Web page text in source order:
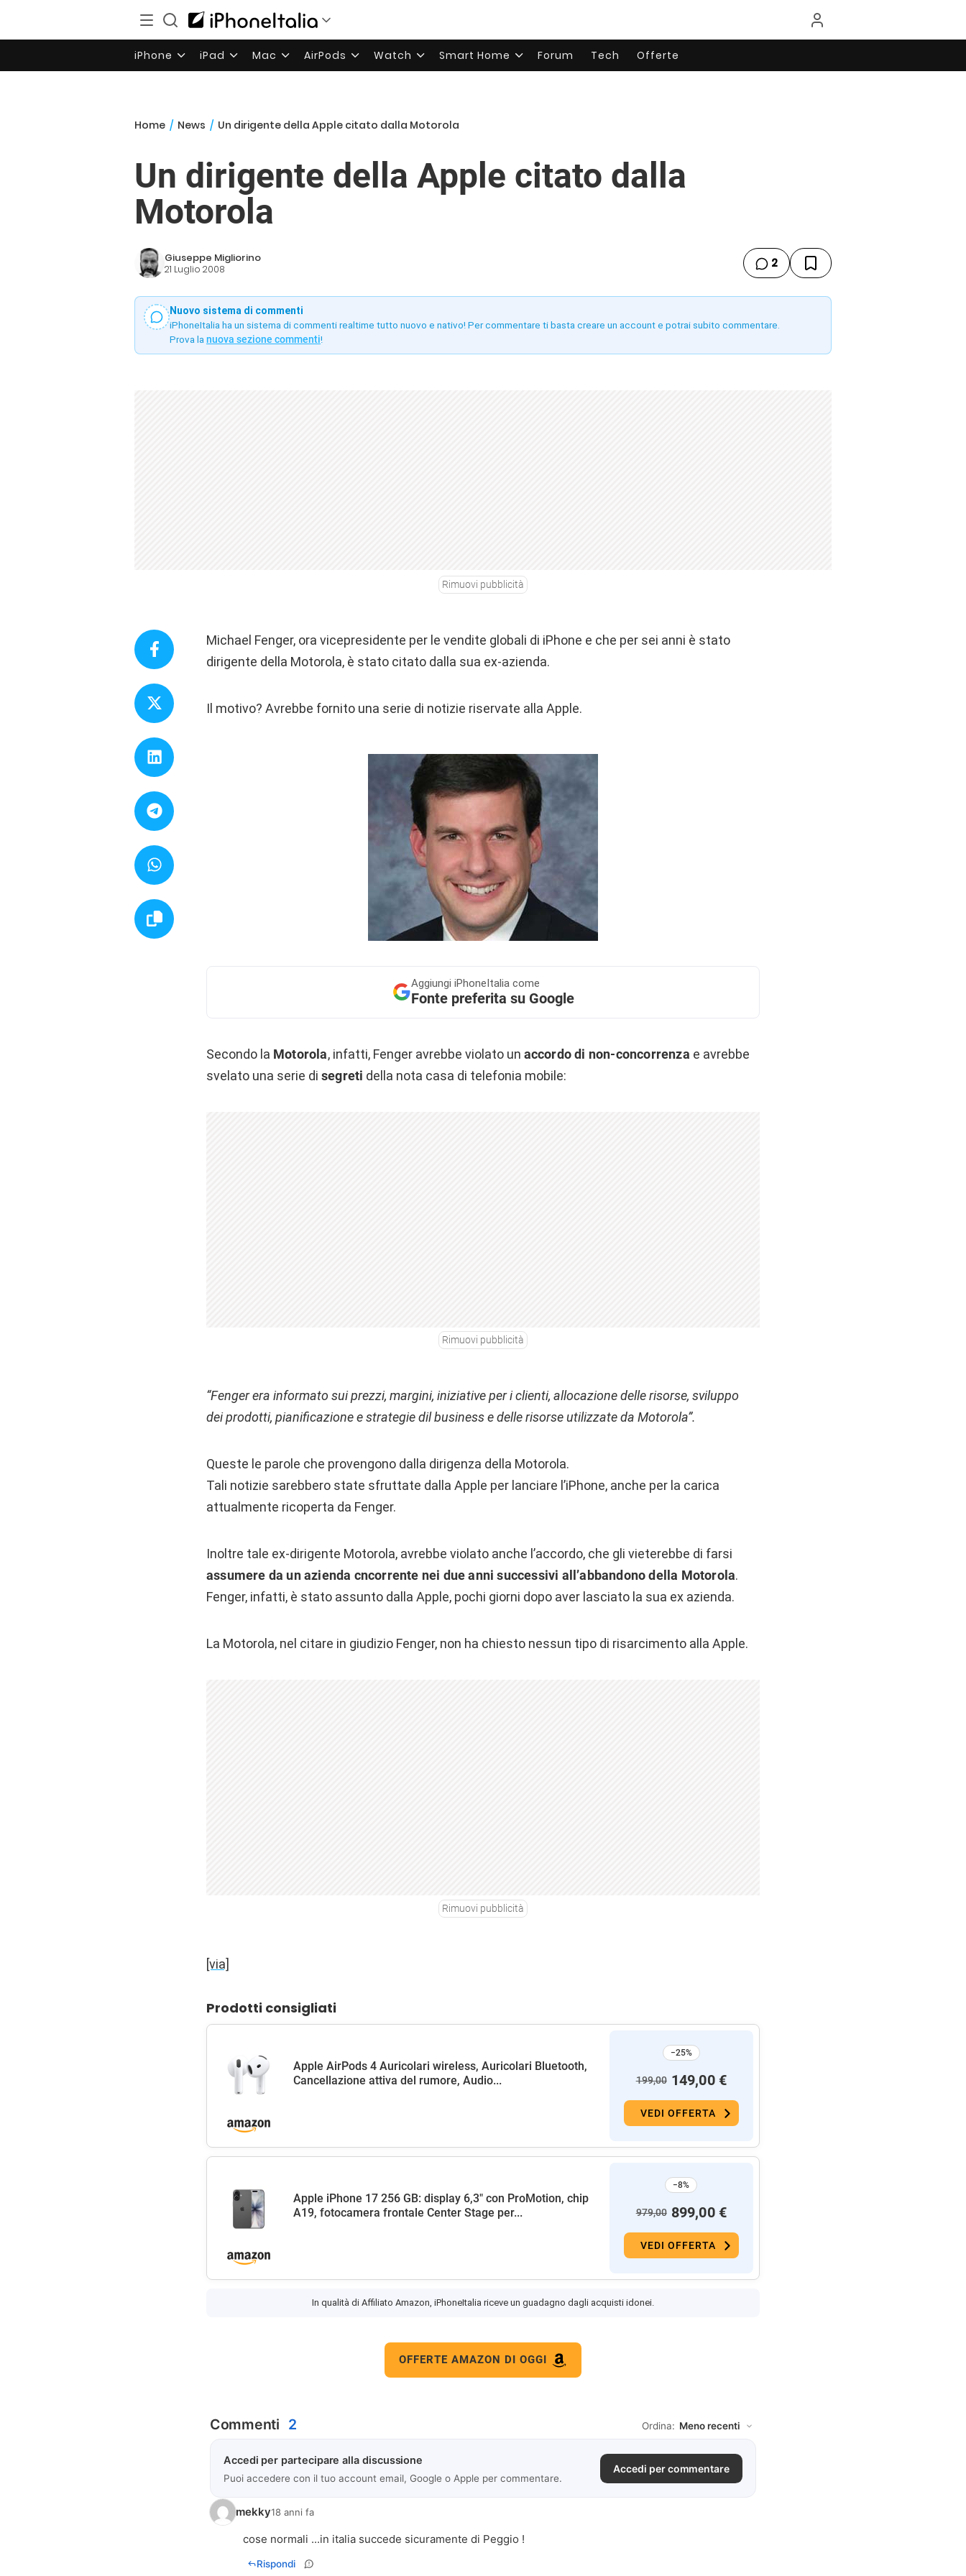
iPhone iPad Mac AirPods Watch Smart Home Forum Tech Offerte
Home / News / Un dirigente della Apple citato dalla Motorola
Un dirigente della Apple citato dalla
Motorola
Giuseppe Migliorino
21 Luglio 2008 2
Nuovo sistema di commenti
iPhoneItalia ha un sistema di commenti realtime tutto nuovo e nativo! Per commentare ti basta creare un account e potrai subito commentare.
Prova la nuova sezione commenti!
Rimuovi pubblicità
Michael Fenger, ora vicepresidente per le vendite globali di iPhone e che per sei anni è stato
dirigente della Motorola, è stato citato dalla sua ex-azienda.
Il motivo? Avrebbe fornito una serie di notizie riservate alla Apple.
Aggiungi iPhoneItalia come
Fonte preferita su Google
Secondo la Motorola, infatti, Fenger avrebbe violato un accordo di non-concorrenza e avrebbe
svelato una serie di segreti della nota casa di telefonia mobile:
Rimuovi pubblicità
“Fenger era informato sui prezzi, margini, iniziative per i clienti, allocazione delle risorse, sviluppo
dei prodotti, pianificazione e strategie dil business e delle risorse utilizzate da Motorola”.
Queste le parole che provengono dalla dirigenza della Motorola.
Tali notizie sarebbero state sfruttate dalla Apple per lanciare l’iPhone, anche per la carica
attualmente ricoperta da Fenger.
Inoltre tale ex-dirigente Motorola, avrebbe violato anche l’accordo, che gli vieterebbe di farsi
assumere da un azienda cncorrente nei due anni successivi all’abbandono della Motorola.
Fenger, infatti, è stato assunto dalla Apple, pochi giorni dopo aver lasciato la sua ex azienda.
La Motorola, nel citare in giudizio Fenger, non ha chiesto nessun tipo di risarcimento alla Apple.
Rimuovi pubblicità
[via]
Prodotti consigliati
Apple AirPods 4 Auricolari wireless, Auricolari Bluetooth,
Cancellazione attiva del rumore, Audio...
−25%
199,00 149,00 €
VEDI OFFERTA
Apple iPhone 17 256 GB: display 6,3" con ProMotion, chip
A19, fotocamera frontale Center Stage per...
−8%
979,00 899,00 €
VEDI OFFERTA
In qualità di Affiliato Amazon, iPhoneItalia riceve un guadagno dagli acquisti idonei.
OFFERTE AMAZON DI OGGI
Commenti 2 Ordina:
Accedi per partecipare alla discussione
Puoi accedere con il tuo account email, Google o Apple per commentare.
Accedi per commentare
mekky18 anni fa
cose normali ...in italia succede sicuramente di Peggio !
Rispondi